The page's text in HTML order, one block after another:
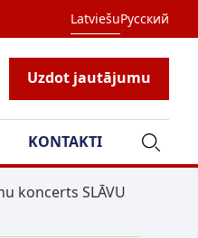
LatviešuРусский
Uzdot jautājumu
KONTAKTI
koncerts SLĀVU